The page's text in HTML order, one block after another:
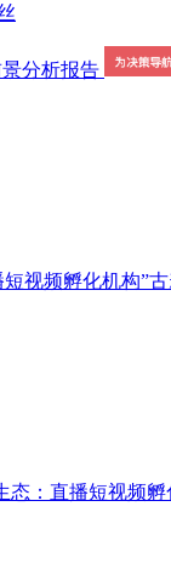
视频孵化机构”
态：直播短视频